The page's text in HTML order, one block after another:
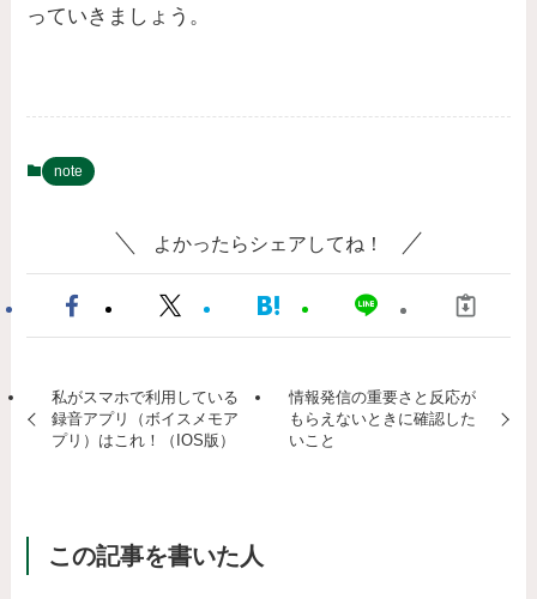
っていきましょう。
note
よかったらシェアしてね！
私がスマホで利用している
録音アプリ（ボイスメモア
プリ）はこれ！（IOS版）
情報発信の重要さと反応が
もらえないときに確認した
いこと
この記事を書いた人